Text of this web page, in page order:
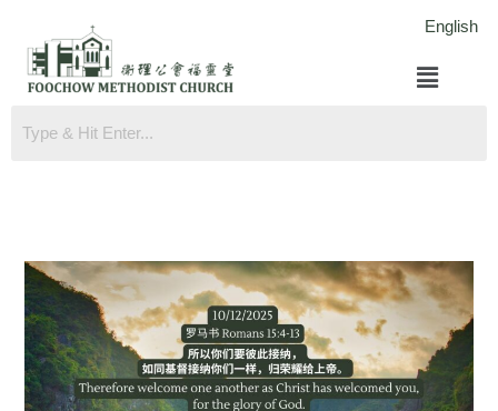
English
菜
单